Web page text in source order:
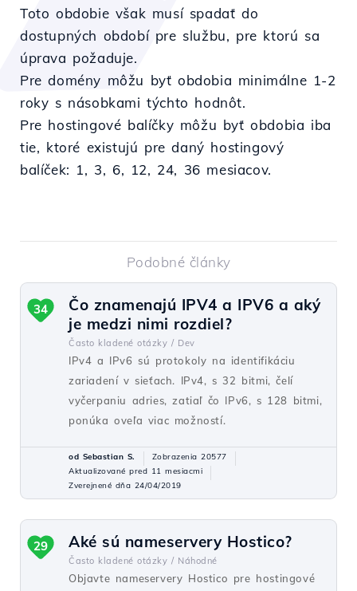
Toto obdobie však musí spadať do
dostupných období pre službu, pre ktorú sa
úprava požaduje.
Pre domény môžu byť obdobia minimálne 1-2
roky s násobkami týchto hodnôt.
Pre hostingové balíčky môžu byť obdobia iba
tie, ktoré existujú pre daný hostingový
balíček: 1, 3, 6, 12, 24, 36 mesiacov.
Podobné články
Čo znamenajú IPV4 a IPV6 a aký
je medzi nimi rozdiel?
Často kladené otázky / Dev
IPv4 a IPv6 sú protokoly na identifikáciu
zariadení v sieťach. IPv4, s 32 bitmi, čelí
vyčerpaniu adries, zatiaľ čo IPv6, s 128 bitmi,
ponúka oveľa viac možností.
34
od Sebastian S.
Zobrazenia 20577
Aktualizované pred 11 mesiacmi
Zverejnené dňa 24/04/2019
Aké sú nameservery Hostico?
Často kladené otázky / Náhodné
Objavte nameservery Hostico pre hostingové
29